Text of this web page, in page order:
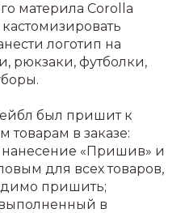
материла Corolla
логотип на
рюкзаки, футболки,
был пришит к
в заказе:
нанесение «Пришив» и
для всех товаров,
пришить;
в